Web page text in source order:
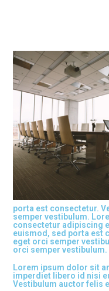
porta est consectetur.
semper vestibulum.
consectetur adipiscing
euismod, sed porta est
eget orci semper
orci semper vestibulum.
Lorem ipsum dolor sit
imperdiet libero id nisi
Vestibulum auctor felis